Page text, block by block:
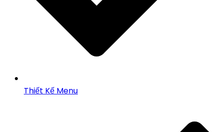
Thiết Kế Menu